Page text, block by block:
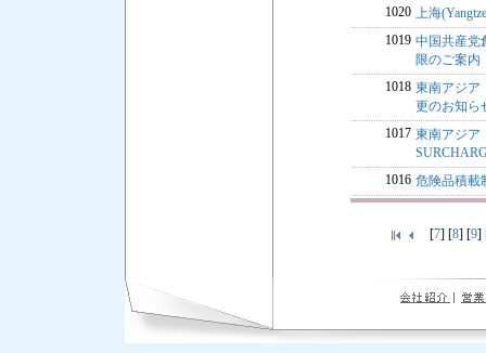
1020 上海
1019 中国共産党
限のご案内
1018 東南アジア
更のお知ら
1017 東南アジア
1016 危険品積載
[7] [8] [9]